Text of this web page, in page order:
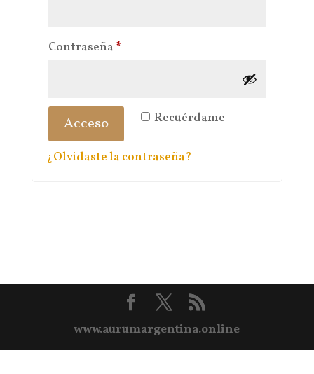
Contraseña *Obligatorio
Recuérdame
Acceso
¿Olvidaste la contraseña?
www.aurumargentina.online